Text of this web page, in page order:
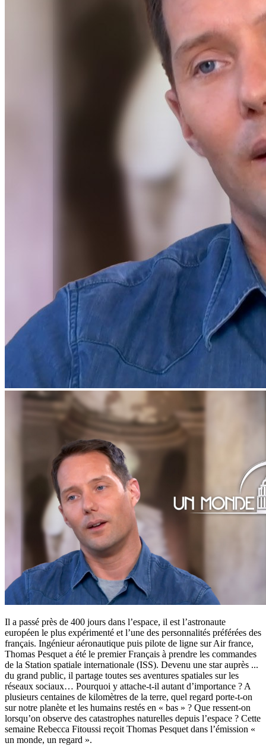
Il a passé près de 400 jours dans l’espace, il est l’astronaute
européen le plus expérimenté et l’une des personnalités préférées des
français. Ingénieur aéronautique puis pilote de ligne sur Air france,
Thomas Pesquet a été le premier Français à prendre les commandes
de la Station spatiale internationale (ISS). Devenu une star auprès ...
du grand public, il partage toutes ses aventures spatiales sur les
réseaux sociaux… Pourquoi y attache-t-il autant d’importance ? A
plusieurs centaines de kilomètres de la terre, quel regard porte-t-on
sur notre planète et les humains restés en « bas » ? Que ressent-on
lorsqu’on observe des catastrophes naturelles depuis l’espace ? Cette
semaine Rebecca Fitoussi reçoit Thomas Pesquet dans l’émission «
un monde, un regard ».